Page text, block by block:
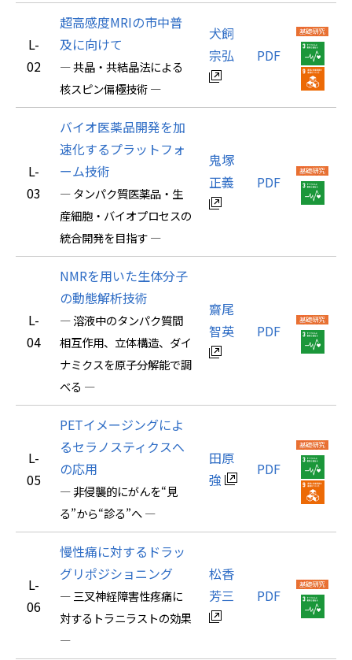
L-
02
超高感度MRIの市中普
及に向けて
― 共晶・共結晶法による
核スピン偏極技術 ―
犬飼
宗弘
PDF
L-
03
バイオ医薬品開発を加
速化するプラットフォ
ーム技術
― タンパク質医薬品・生
産細胞・バイオプロセスの
統合開発を目指す ―
鬼塚
正義
PDF
L-
04
NMRを用いた生体分子
の動態解析技術
― 溶液中のタンパク質間
相互作用、立体構造、ダイ
ナミクスを原子分解能で調
べる ―
齋尾
智英
PDF
L-
05
PETイメージングによ
るセラノスティクスへ
の応用
― 非侵襲的にがんを“見
る”から“診る”へ ―
田原
強
PDF
L-
06
慢性痛に対するドラッ
グリポジショニング
― 三叉神経障害性疼痛に
対するトラニラストの効果
―
松香
芳三
PDF